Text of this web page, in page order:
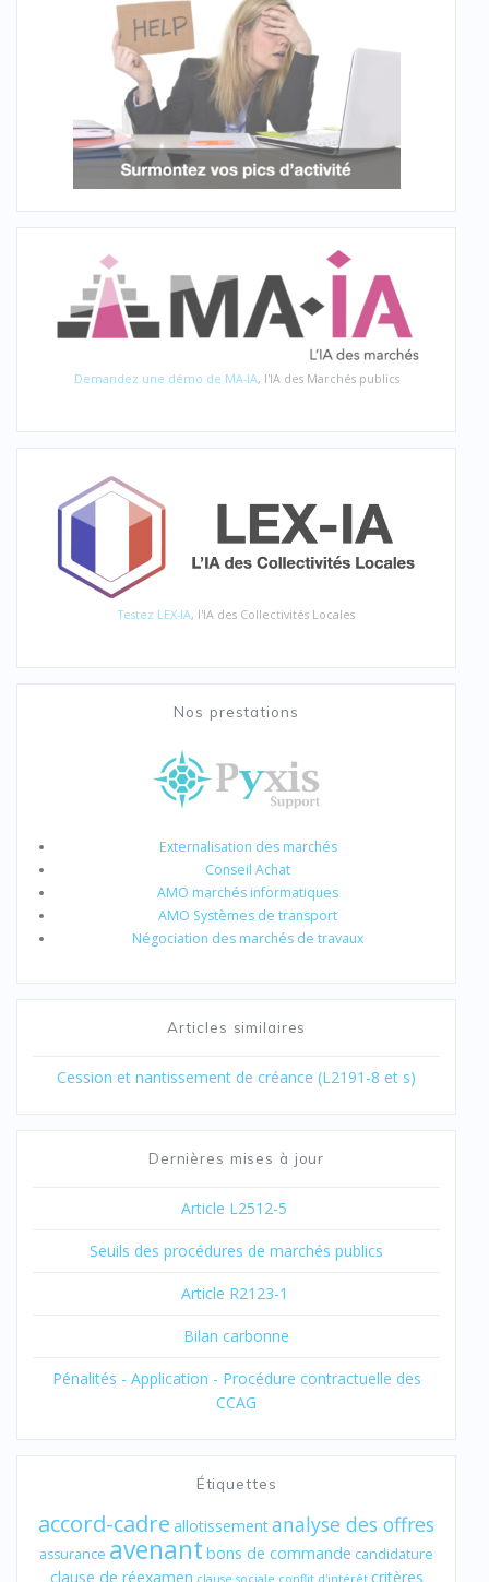
Demandez une démo de MA-IA, l'IA des Marchés publics
Testez LEX-IA, l'IA des Collectivités Locales
Nos prestations
Externalisation des marchés
Conseil Achat
AMO marchés informatiques
AMO Systèmes de transport
Négociation des marchés de travaux
Articles similaires
Cession et nantissement de créance (L2191-8 et s)
Dernières mises à jour
Article L2512-5
Seuils des procédures de marchés publics
Article R2123-1
Bilan carbonne
Pénalités - Application - Procédure contractuelle des
CCAG
Étiquettes
accord-cadre allotissementanalyse des offres
assurance avenant bons de commande candidature
clause de réexamen clause sociale conflit d'intérêt critères